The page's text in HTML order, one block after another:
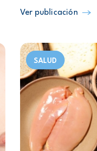
Ver publicación
SALUD